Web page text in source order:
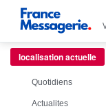
localisation actuelle
Quotidiens
Actualites